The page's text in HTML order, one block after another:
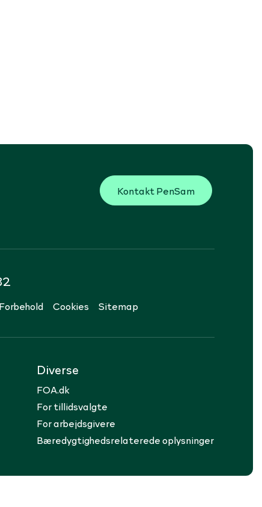
Kontakt PenSam
Forbehold Cookies Sitemap
Diverse
FOA.dk
For tillidsvalgte
For arbejdsgivere
Bæredygtighedsrelaterede oplysninger